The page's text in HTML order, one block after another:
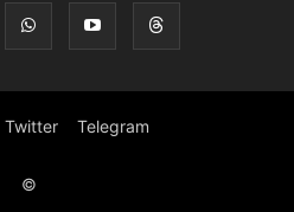
Twitter Telegram
©